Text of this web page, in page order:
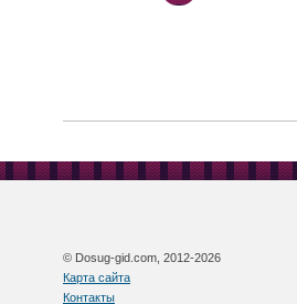
© Dosug-gid.com, 2012-2026
Карта сайта
Контакты